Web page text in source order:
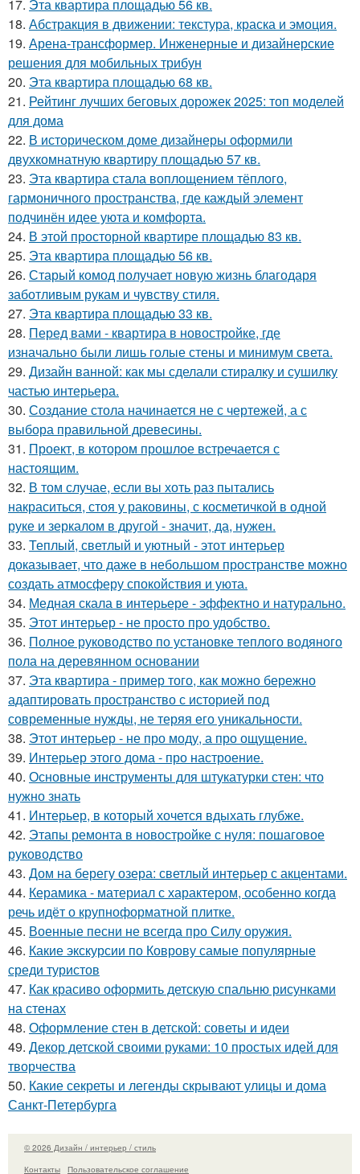
17. Эта квартира площадью 56 кв.
18. Абстракция в движении: текстура, краска и эмоция.
19. Арена-трансформер. Инженерные и дизайнерские
решения для мобильных трибун
20. Эта квартира площадью 68 кв.
21. Рейтинг лучших беговых дорожек 2025: топ моделей
для дома
22. В историческом доме дизайнеры оформили
двухкомнатную квартиру площадью 57 кв.
23. Эта квартира стала воплощением тёплого,
гармоничного пространства, где каждый элемент
подчинён идее уюта и комфорта.
24. В этой просторной квартире площадью 83 кв.
25. Эта квартира площадью 56 кв.
26. Старый комод получает новую жизнь благодаря
заботливым рукам и чувству стиля.
27. Эта квартира площадью 33 кв.
28. Перед вами - квартира в новостройке, где
изначально были лишь голые стены и минимум света.
29. Дизайн ванной: как мы сделали стиралку и сушилку
частью интерьера.
30. Создание стола начинается не с чертежей, а с
выбора правильной древесины.
31. Проект, в котором прошлое встречается с
настоящим.
32. В том случае, если вы хоть раз пытались
накраситься, стоя у раковины, с косметичкой в одной
руке и зеркалом в другой - значит, да, нужен.
33. Теплый, светлый и уютный - этот интерьер
доказывает, что даже в небольшом пространстве можно
создать атмосферу спокойствия и уюта.
34. Медная скала в интерьере - эффектно и натурально.
35. Этот интерьер - не просто про удобство.
36. Полное руководство по установке теплого водяного
пола на деревянном основании
37. Эта квартира - пример того, как можно бережно
адаптировать пространство с историей под
современные нужды, не теряя его уникальности.
38. Этот интерьер - не про моду, а про ощущение.
39. Интерьер этого дома - про настроение.
40. Основные инструменты для штукатурки стен: что
нужно знать
41. Интерьер, в который хочется вдыхать глубже.
42. Этапы ремонта в новостройке с нуля: пошаговое
руководство
43. Дом на берегу озера: светлый интерьер с акцентами.
44. Керамика - материал с характером, особенно когда
речь идёт о крупноформатной плитке.
45. Военные песни не всегда про Силу оружия.
46. Какие экскурсии по Коврову самые популярные
среди туристов
47. Как красиво оформить детскую спальню рисунками
на стенах
48. Оформление стен в детской: советы и идеи
49. Декор детской своими руками: 10 простых идей для
творчества
50. Какие секреты и легенды скрывают улицы и дома
Санкт-Петербурга
© 2026 Дизайн / интерьер / стиль
Контакты
Пользовательское соглашение